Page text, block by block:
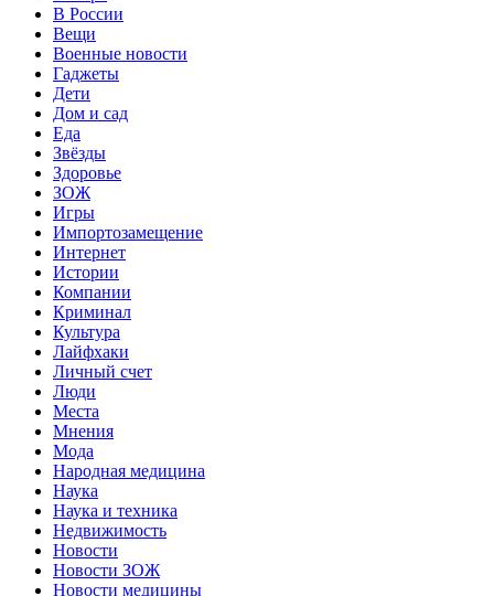
В России
Вещи
Военные новости
Гаджеты
Дети
Дом и сад
Еда
Звёзды
Здоровье
ЗОЖ
Игры
Импортозамещение
Интернет
Истории
Компании
Криминал
Культура
Лайфхаки
Личный счет
Люди
Места
Мнения
Мода
Народная медицина
Наука
Наука и техника
Недвижимость
Новости
Новости ЗОЖ
Новости медицины